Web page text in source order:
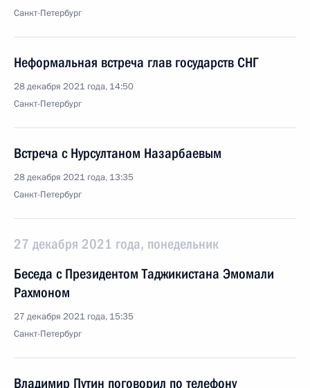
Санкт-Петербург
Неформальная встреча глав государств СНГ
28 декабря 2021 года, 14:50
Санкт-Петербург
Встреча с Нурсултаном Назарбаевым
28 декабря 2021 года, 13:35
Санкт-Петербург
27 декабря 2021 года, понедельник
Беседа с Президентом Таджикистана Эмомали
Рахмоном
27 декабря 2021 года, 15:35
Санкт-Петербург
Владимир Путин поговорил по телефону